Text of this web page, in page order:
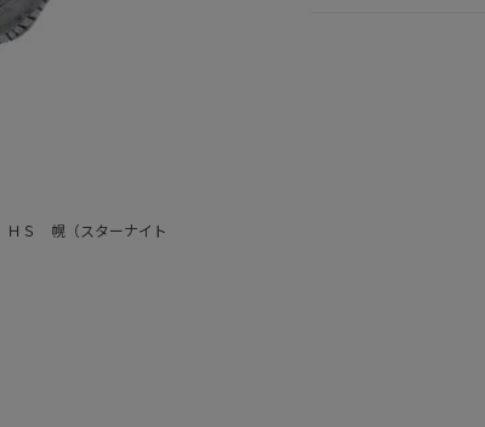
Ｓ 幌（スターナイト